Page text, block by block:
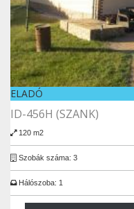
ELADÓ
ID-456H (SZANK)
120 m2
Szobák száma: 3
Hálószoba: 1